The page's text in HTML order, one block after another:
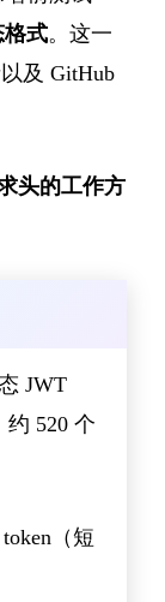
格式。这一
及 GitHub
头的工作方
JWT
约 520 个
（短